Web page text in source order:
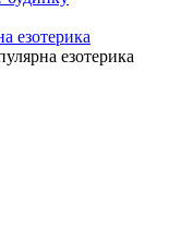
езотерика
езотерика